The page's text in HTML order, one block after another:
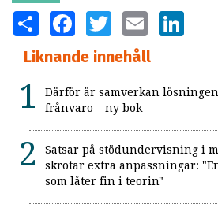
SHARE FACEBOOKTWITTER EMAIL
Liknande innehåll
Därför är samverkan
frånvaro – ny bok
Satsar på stödundervisning i
skrotar extra anpassningar:
som låter fin i teorin"